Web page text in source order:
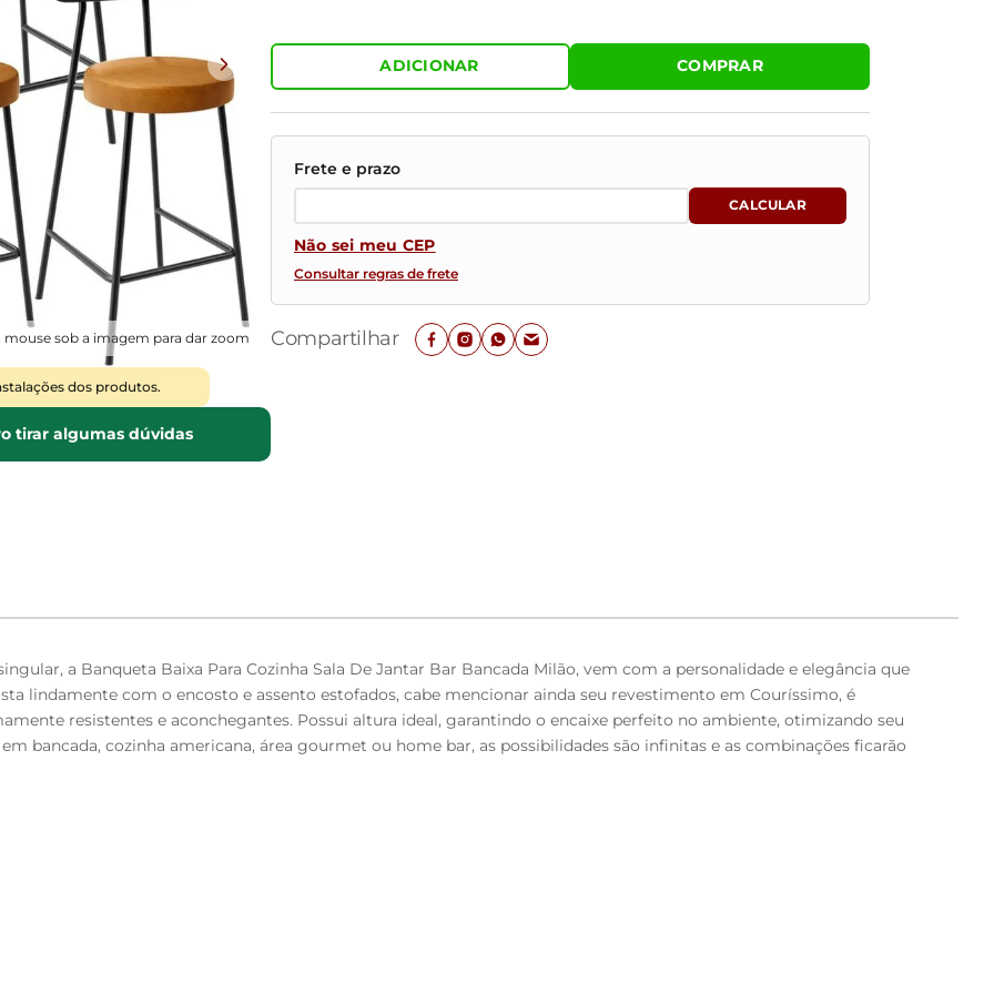
Baú Organizador
Ver todos
mouse sob a imagem para dar zoom
dos produtos.
tirar algumas dúvidas
ADICIONAR COMPRAR
Não sei meu CEP
Consultar regras de frete
Compartilhar
a Banqueta Baixa Para Cozinha Sala De Jantar Bar Bancada Milão, vem com a personalidade e elegância que
lindamente com o encosto e assento estofados, cabe mencionar ainda seu revestimento em Couríssimo, é
resistentes e aconchegantes. Possui altura ideal, garantindo o encaixe perfeito no ambiente, otimizando seu
bancada, cozinha americana, área gourmet ou home bar, as possibilidades são infinitas e as combinações ficarão